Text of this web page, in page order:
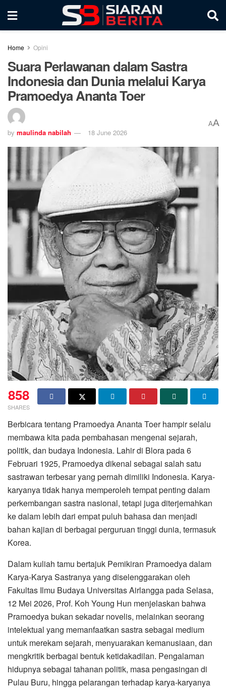
Home Opini
Suara Perlawanan dalam Sastra
Indonesia dan Dunia melalui Karya
Pramoedya Ananta Toer
by maulinda nabilah 18 June 2026
AA
858
SHARES
Berbicara tentang Pramoedya Ananta Toer hampir selalu
membawa kita pada pembahasan mengenai sejarah,
politik, dan budaya Indonesia. Lahir di Blora pada 6
Februari 1925, Pramoedya dikenal sebagai salah satu
sastrawan terbesar yang pernah dimiliki Indonesia. Karya-
karyanya tidak hanya memperoleh tempat penting dalam
perkembangan sastra nasional, tetapi juga diterjemahkan
ke dalam lebih dari empat puluh bahasa dan menjadi
bahan kajian di berbagai perguruan tinggi dunia, termasuk
Korea.
Dalam kuliah tamu bertajuk Pemikiran Pramoedya dalam
Karya-Karya Sastranya yang diselenggarakan oleh
Fakultas Ilmu Budaya Universitas Airlangga pada Selasa,
12 Mei 2026, Prof. Koh Young Hun menjelaskan bahwa
Pramoedya bukan sekadar novelis, melainkan seorang
intelektual yang memanfaatkan sastra sebagai medium
untuk merekam sejarah, menyuarakan kemanusiaan, dan
mengkritik berbagai bentuk ketidakadilan. Pengalaman
hidupnya sebagai tahanan politik, masa pengasingan di
Pulau Buru, hingga pelarangan terhadap karya-karyanya